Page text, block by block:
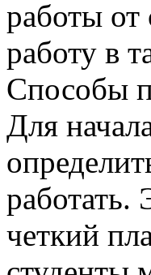
работы
работу в
Способы
Для
работать.
четкий